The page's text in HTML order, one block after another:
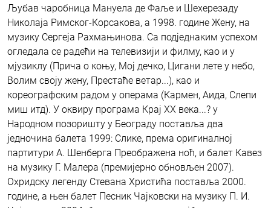
Љубав чаробница Мануела де Фаље и Шехерезаду
Николаја Римског-Корсакова, а 1998. године Жену, на
музику Сергеја Рахмањинова. Са подједнаким успехом
огледала се радећи на телевизији и филму, као и у
мјузиклу (Прича о коњу, Мој дечко, Цигани лете у небо,
Волим своју жену, Престаће ветар...), као и
кореографским радом у операма (Кармен, Аида, Слепи
миш итд). У оквиру програма Крај XX века...? у
Народном позоришту у Београду поставља два
једночина балета 1999: Слике, према оригиналној
партитури А. Шенберга Преображена ноћ, и балет Кавез
на музику Г. Малера (премијерно обновљен 2007).
Охридску легенду Стевана Христића поставља 2000.
године, а њен балет Песник Чајковски на музику П. И.